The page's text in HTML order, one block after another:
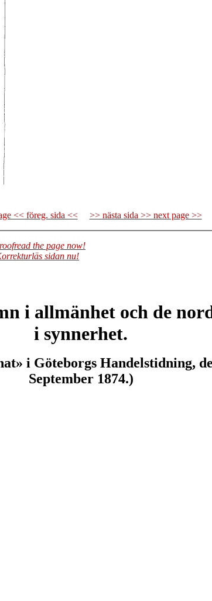
<< föreg. sida << >> nästa sida >> next page >>
the page now!
sidan nu!
i allmänhet och de
i synnerhet.
i Göteborgs Handelstidning,
September 1874.)